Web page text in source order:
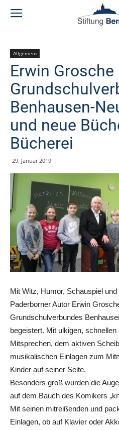
Allgemein
Erwin Grosche
Benhausen-
und neue
Bücherei
29. Januar 2019
Mit Witz, Humor, Schauspiel
Paderborner Autor Erwin
Grundschulverbundes
begeistert. Mit ulkigen,
Mitsprechen, dem aktiven
musikalischen Einlagen zum
Kinder auf seiner Seite.
Besonders groß wurden die
auf dem Bauch des Komikers
Mit seinen mitreißenden und
Einlagen, ob auf Klavier oder